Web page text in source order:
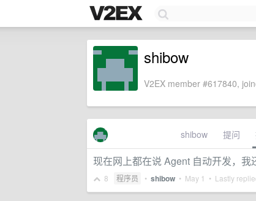
shibow
V2EX member #617840,
shibow 提问
现在网上都在说 Agent 自动开发，我
8 程序员 • shibow • May 1 • Lastly